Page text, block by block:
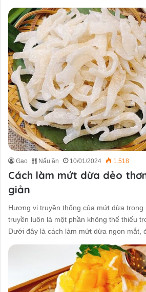
Gạo Nấu ăn 10/01/2024 1.518
Cách làm mứt dừa dẻo
giản
Hương vị truyền thống của mứt dừa trong
truyền luôn là một phần không thể thiếu
Dưới đây là cách làm mứt dừa ngon mắt,